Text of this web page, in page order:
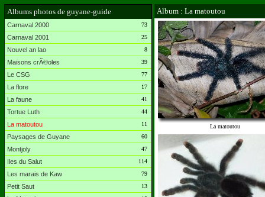
Albums photos de guyane-guide
Carnaval 2000 73
Carnaval 2001 25
Nouvel an lao 8
Maisons crÃ©oles 39
Le CSG 77
La flore 17
La faune 41
Tortue Luth 44
La matoutou 11
Paysages de Guyane 60
Montjoly 47
Iles du Salut 114
Les marais de Kaw 79
Petit Saut 13
Album : La matoutou
La matoutou